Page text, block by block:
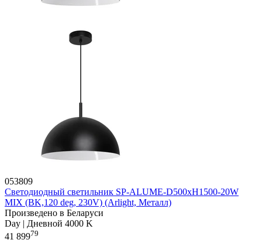
053809
Светодиодный светильник SP-ALUME-D500xH1500-20W
MIX (BK,120 deg, 230V) (Arlight, Металл)
Произведено в Беларуси
Day | Дневной 4000 K
41 89979